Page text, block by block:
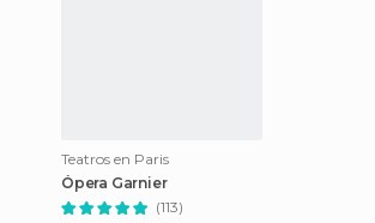
Teatros en Paris
Ópera Garnier
(113)